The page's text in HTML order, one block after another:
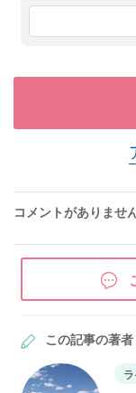
コメントがありませ
この記事の著者